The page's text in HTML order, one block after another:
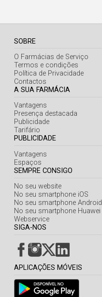
SOBRE
O Farmácias de Serviço
Termos e condições
Política de Privacidade
Contactos
A SUA FARMÁCIA
Vantagens
Presença destacada
Publicidade
Tarifário
PUBLICIDADE
Vantagens
Espaços
SEMPRE CONSIGO
No seu website
No seu smartphone iOS
No seu smartphone Android
No seu smartphone Huawei
Webservice
SIGA-NOS
APLICAÇÕES MÓVEIS